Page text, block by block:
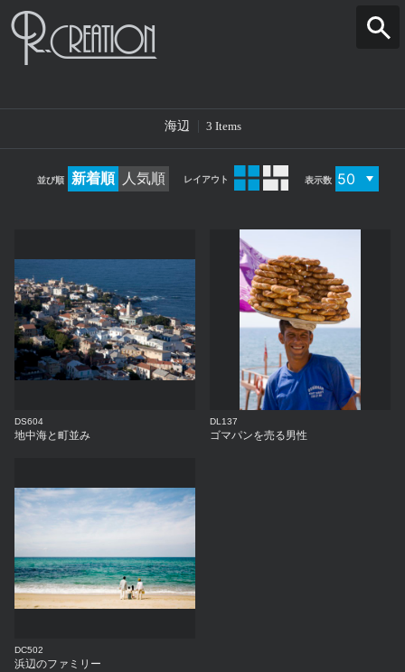
海辺 3 Items
並び順 新着順 人気順 レイアウト 表示数
DS604
地中海と町並み
DL137
ゴマパンを売る男性
DC502
浜辺のファミリー